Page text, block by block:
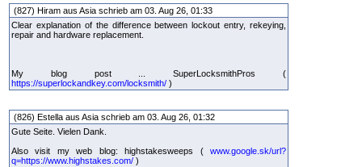
(827) Hiram aus Asia schrieb am 03. Aug 26, 01:33
Clear explanation of the difference between lockout entry, rekeying,
repair and hardware replacement.
My blog post ... SuperLocksmithPros (
https://superlockandkey.com/locksmith/ )
(826) Estella aus Asia schrieb am 03. Aug 26, 01:32
Gute Seite. Vielen Dank.
Also visit my web blog: highstakesweeps ( www.google.sk/url?
q=https://www.highstakes.com/ )